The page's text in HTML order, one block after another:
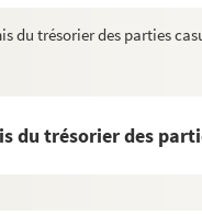
du trésorier des parties
du trésorier des
Honoré sur des mesures